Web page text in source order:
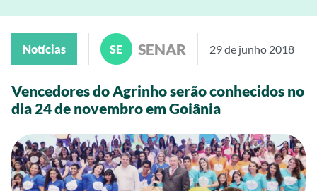
Notícias SE SENAR 29 de junho 2018
Vencedores do Agrinho serão conhecidos no
dia 24 de novembro em Goiânia